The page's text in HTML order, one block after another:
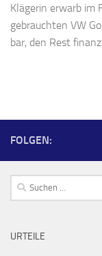
Klägerin erwarb im
gebrauchten VW
bar, den Rest
FOLGEN:
Suchen
nach:
URTEILE